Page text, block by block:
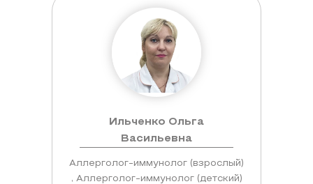
Ильченко Ольга
Васильевна
Аллерголог-иммунолог (взрослый)
, Аллерголог-иммунолог (детский)